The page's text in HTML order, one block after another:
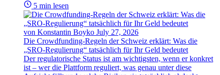
5 min lesen
von Konstantin Boyko July 27, 2026
Die Crowdfunding-Regeln der Schweiz erklärt: Was die
„SRO-Regulierung“ tatsächlich für Ihr Geld bedeutet
Der regulatorische Status ist am wichtigsten, wenn er konkret
ist – wer die Plattform reguliert, was genau unter diese